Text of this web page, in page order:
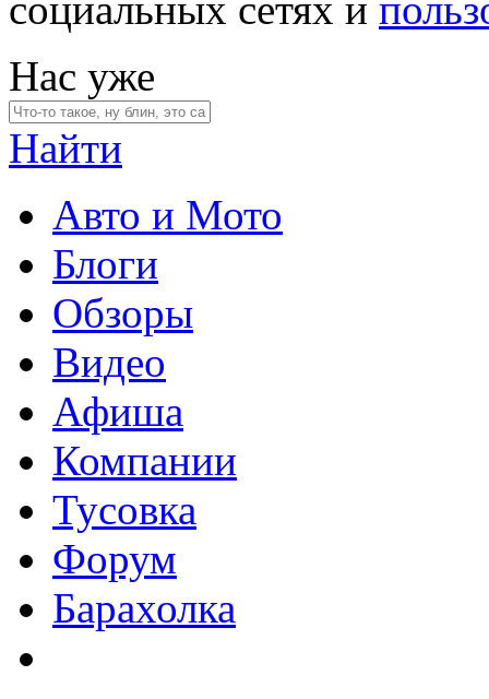
Нас уже
Найти
Авто и Мото
Блоги
Обзоры
Видео
Афиша
Компании
Тусовка
Форум
Барахолка